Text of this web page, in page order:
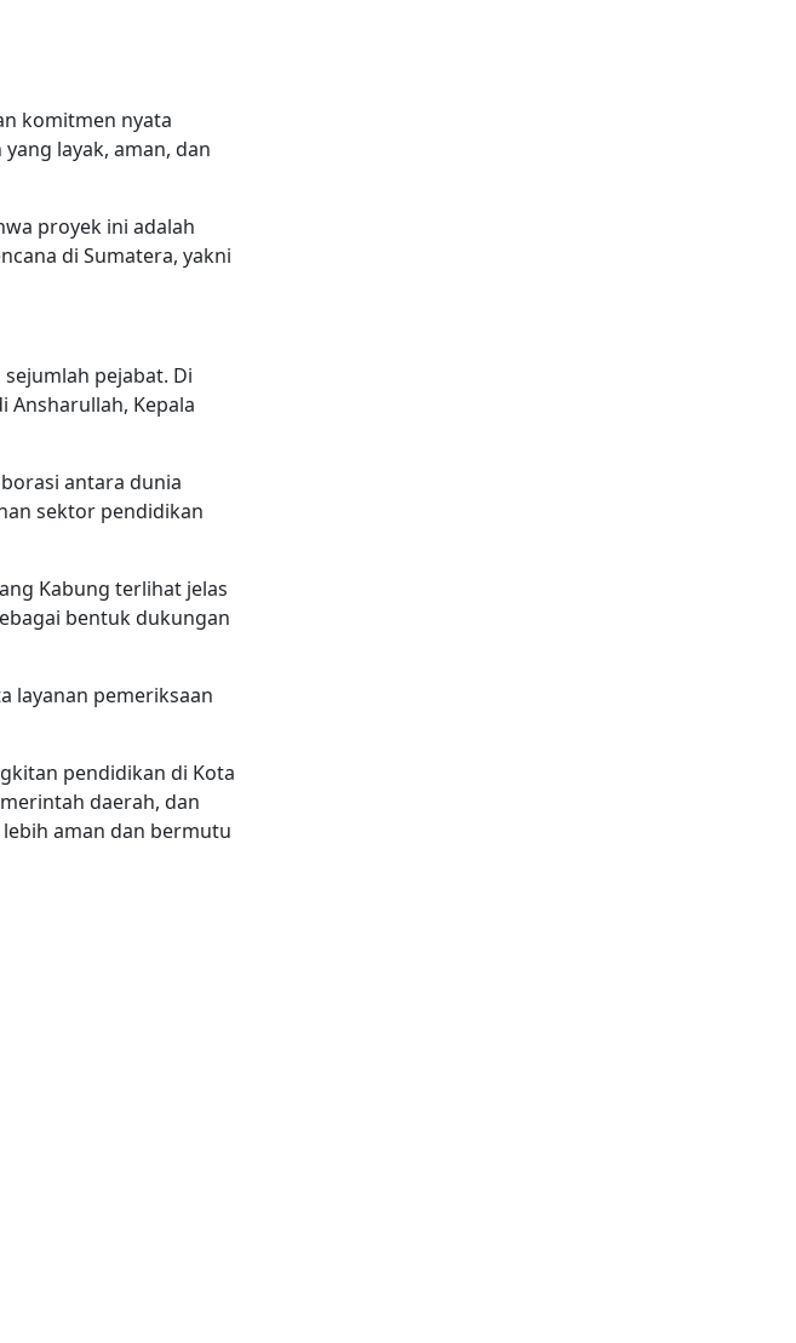
komitmen nyata
layak, aman, dan
proyek ini adalah
di Sumatera, yakni
pejabat. Di
Ansharullah, Kepala
antara dunia
sektor pendidikan
Kabung terlihat jelas
bentuk dukungan
layanan pemeriksaan
pendidikan di Kota
daerah, dan
aman dan bermutu